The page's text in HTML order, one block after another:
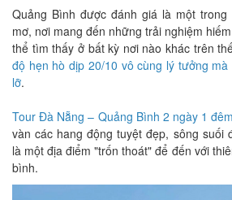
Quảng Bình được đánh giá là một
mơ, nơi mang đến những trải nghiệm
thể tìm thấy ở bất kỳ nơi nào khác trên
độ hẹn hò dịp 20/10 vô cùng lý tưởng
lỡ.
Tour Đà Nẵng – Quảng Bình 2 ngày 1 đêm
vàn các hang động tuyệt đẹp, sông suối
là một địa điểm "trốn thoát" để đến với
bình.